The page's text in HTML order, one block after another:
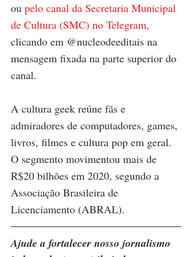
ou pelo canal da Secretaria Municipal
de Cultura (SMC) no Telegram,
clicando em @nucleodeeditais na
mensagem fixada na parte superior do
canal.
A cultura geek reúne fãs e
admiradores de computadores, games,
livros, filmes e cultura pop em geral.
O segmento movimentou mais de
R$20 bilhões em 2020, segundo a
Associação Brasileira de
Licenciamento (ABRAL).
Ajude a fortalecer nosso jornalismo